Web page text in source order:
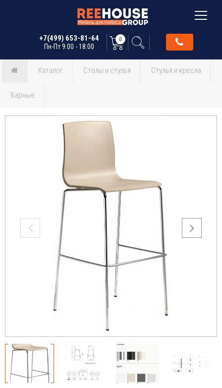
+7(499) 653-81-64
Пн-Пт 9:00 - 18:00
0
Каталог Столы и стулья Стулья и кресла
Барные